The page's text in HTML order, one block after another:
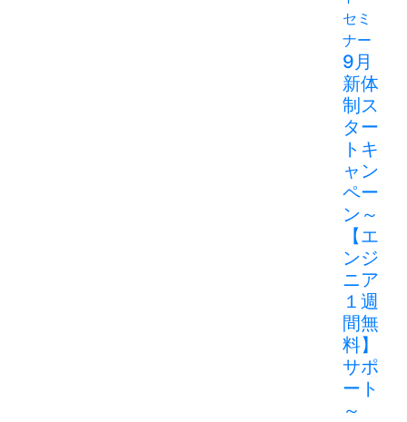
セミ
ナー
9月
新体
制ス
ター
トキ
ャン
ペー
ン～
【エ
ンジ
ニア
１週
間無
料】
サポ
ート
～